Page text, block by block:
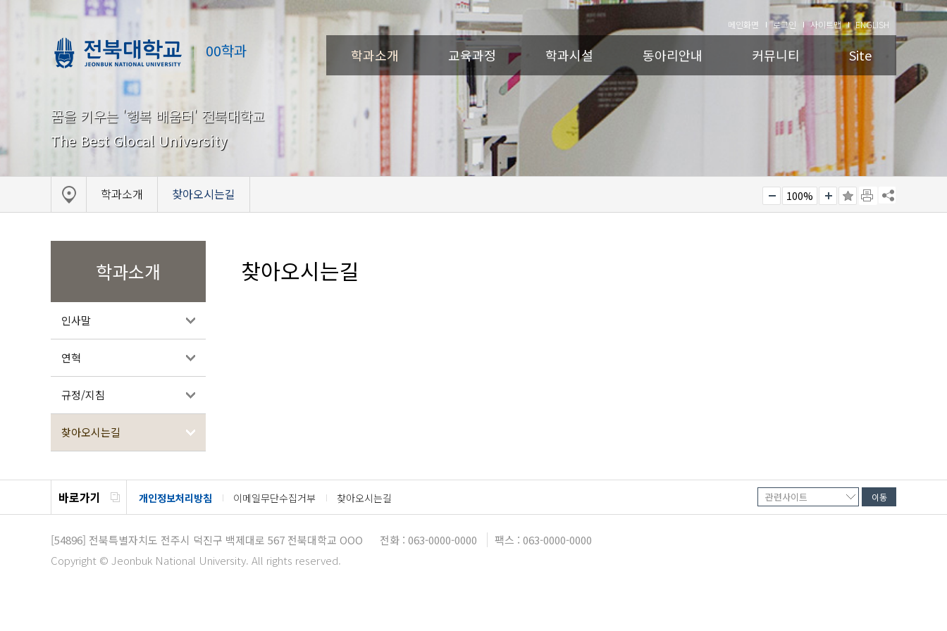
00학과
메인화면 로그인 사이트맵 ENGLISH
학과소개 교육과정 학과시설 동아리안내 커뮤니티 Site
꿈을 키우는 '행복 배움터' 전북대학교
The Best Glocal University
학과소개 찾아오시는길 100%
학과소개
인사말
연혁
규정/지침
찾아오시는길
찾아오시는길
바로가기 개인정보처리방침 이메일무단수집거부 찾아오시는길
[54896] 전북특별자치도 전주시 덕진구 백제대로 567 전북대학교 OOO 전화 : 063-0000-0000
팩스 : 063-0000-0000
Copyright © Jeonbuk National University. All rights reserved.